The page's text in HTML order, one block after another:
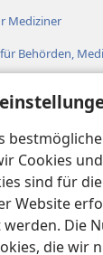
Cookies
sind für
Website
Die
die wir
Mediziner
Behörden,
BIBLIOTHEK